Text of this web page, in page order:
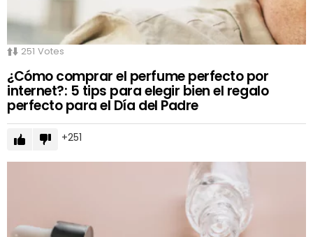
251 Votes
¿Cómo comprar el perfume perfecto por
internet?: 5 tips para elegir bien el regalo
perfecto para el Día del Padre
251